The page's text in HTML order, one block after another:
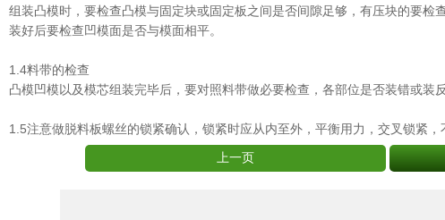
组装凸模时，要检查凸模与固定块或固定板之间是否间隙足够，有压块的要
装好后要检查凹模面是否与模面相平。
1.4料带的检查
凸模凹模以及模芯组装完毕后，要对照料带做必要检查，各部位是否装错或
1.5注意做脱料板螺丝的锁紧确认，锁紧时应从内至外，平衡用力，交叉锁紧
上一页